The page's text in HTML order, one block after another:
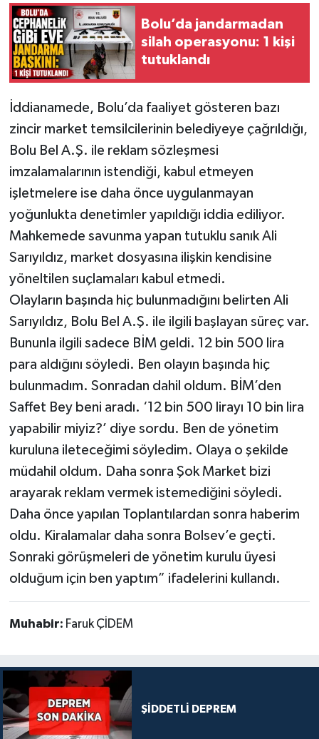
Bolu’da jandarmadan
silah operasyonu: 1 kişi
tutuklandı
İddianamede, Bolu’da faaliyet gösteren bazı
zincir market temsilcilerinin belediyeye çağrıldığı,
Bolu Bel A.Ş. ile reklam sözleşmesi
imzalamalarının istendiği, kabul etmeyen
işletmelere ise daha önce uygulanmayan
yoğunlukta denetimler yapıldığı iddia ediliyor.
Mahkemede savunma yapan tutuklu sanık Ali
Sarıyıldız, market dosyasına ilişkin kendisine
yöneltilen suçlamaları kabul etmedi.
Olayların başında hiç bulunmadığını belirten Ali
Sarıyıldız, Bolu Bel A.Ş. ile ilgili başlayan süreç var.
Bununla ilgili sadece BİM geldi. 12 bin 500 lira
para aldığını söyledi. Ben olayın başında hiç
bulunmadım. Sonradan dahil oldum. BİM’den
Saffet Bey beni aradı. ‘12 bin 500 lirayı 10 bin lira
yapabilir miyiz?’ diye sordu. Ben de yönetim
kuruluna ileteceğimi söyledim. Olaya o şekilde
müdahil oldum. Daha sonra Şok Market bizi
arayarak reklam vermek istemediğini söyledi.
Daha önce yapılan Toplantılardan sonra haberim
oldu. Kiralamalar daha sonra Bolsev’e geçti.
Sonraki görüşmeleri de yönetim kurulu üyesi
olduğum için ben yaptım” ifadelerini kullandı.
Muhabir: Faruk ÇİDEM
ŞİDDETLİ DEPREM